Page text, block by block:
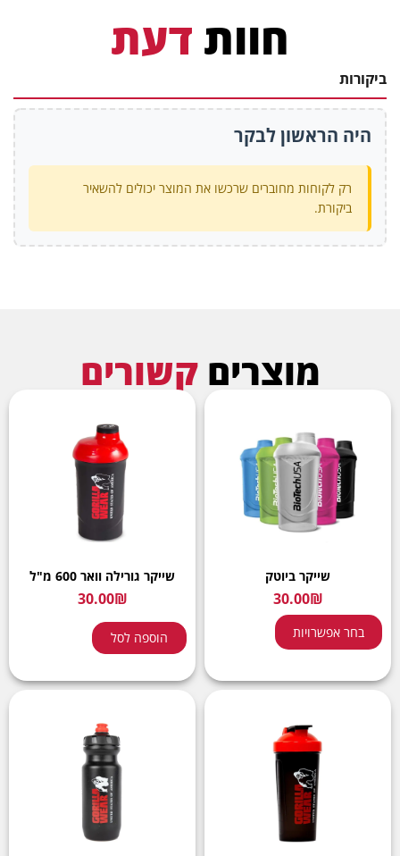
חוות דעת
ביקורות
היה הראשון לבקר
רק לקוחות מחוברים שרכשו את המוצר יכולים להשאיר
ביקורת.
מוצרים קשורים
שייקר ביוטק
30.00₪
בחר אפשרויות
שייקר גורילה וואר 600 מ"ל
30.00₪
הוספה לסל